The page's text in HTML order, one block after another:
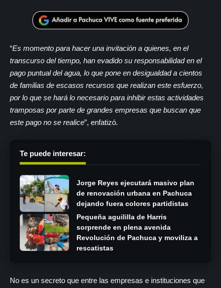
“Es momento para hacer una invitación a quienes, en el
transcurso del tiempo, han evadido su responsabilidad en el
pago puntual del agua, lo que pone en desigualdad a cientos
de familias de escasos recursos que realizan este esfuerzo,
por lo que se hará lo necesario para inhibir estas actividades
tramposas por parte de grandes empresas que buscan que
este pago no se realice”, enfatizó.
Te puede interesar:
Jorge Reyes ejecutará masivo plan
de renovación urbana en Pachuca
dejando fuera colores partidistas
Pequeña aguililla de Harris
sorprende en plena avenida
Revolución de Pachuca y moviliza a
rescatistas
No es un secreto que entre las empresas e instituciones que